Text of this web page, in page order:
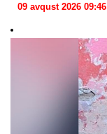
09 avqust 2026 09:46